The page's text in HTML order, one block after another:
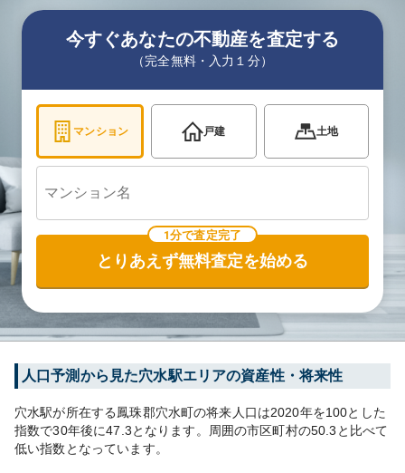
今すぐあなたの不動産を査定する
（完全無料・入力１分）
マンション 戸建 土地
1分で査定完了
とりあえず無料査定を始める
人口予測から見た穴水駅エリアの資産性・将来性
穴水駅が所在する鳳珠郡穴水町の将来人口は2020年を100とした
指数で30年後に47.3となります。 周囲の市区町村の50.3 と比べて
低い指数となっています。